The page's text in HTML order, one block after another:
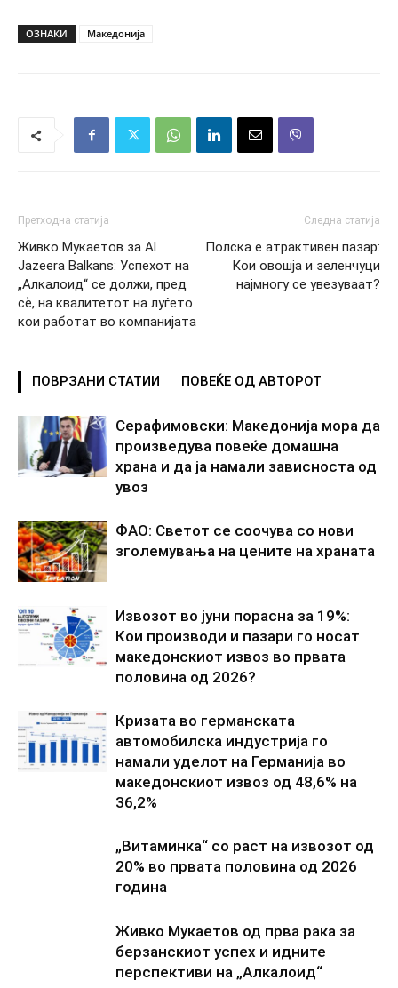
ОЗНАКИ Македонија
Претходна статија
Живко Мукаетов за Al
Jazeera Balkans: Успехот на
„Алкалоид“ се должи, пред
сѐ, на квалитетот на луѓето
кои работат во компанијата
Следна статија
Полска е атрактивен пазар:
Кои овошја и зеленчуци
најмногу се увезуваат?
ПОВРЗАНИ СТАТИИ ПОВЕЌЕ ОД АВТОРОТ
Серафимовски: Македонија мора да
произведува повеќе домашна
храна и да ја намали зависноста од
увоз
ФАО: Светот се соочува со нови
зголемувања на цените на храната
Извозот во јуни порасна за 19%:
Кои производи и пазари го носат
македонскиот извоз во првата
половина од 2026?
Кризата во германската
автомобилска индустрија го
намали уделот на Германија во
македонскиот извоз од 48,6% на
36,2%
„Витаминка“ со раст на извозот од
20% во првата половина од 2026
година
Живко Мукаетов од прва рака за
берзанскиот успех и идните
перспективи на „Алкалоид“